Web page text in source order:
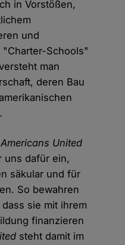
in Vorstößen,
und
Schools"
man
deren Bau
Americans United
uns dafür ein,
säkular und für
So bewahren
sie mit ihrem
finanzieren
steht damit im